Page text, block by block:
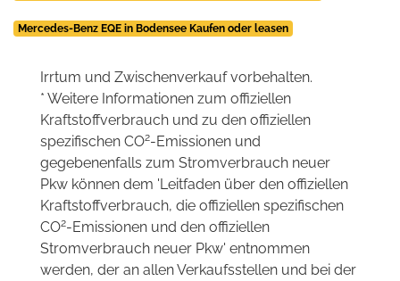
Mercedes-Benz EQE in Bodensee Kaufen oder leasen
Irrtum und Zwischenverkauf vorbehalten.
* Weitere Informationen zum offiziellen
Kraftstoffverbrauch und zu den offiziellen
spezifischen CO2-Emissionen und
gegebenenfalls zum Stromverbrauch neuer
Pkw können dem 'Leitfaden über den offiziellen
Kraftstoffverbrauch, die offiziellen spezifischen
CO2-Emissionen und den offiziellen
Stromverbrauch neuer Pkw' entnommen
werden, der an allen Verkaufsstellen und bei der